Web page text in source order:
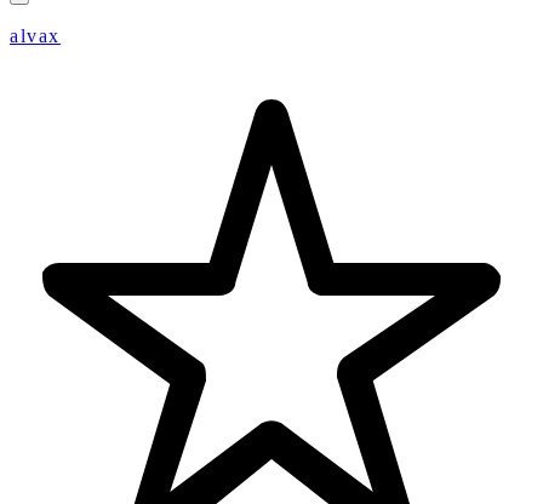
alvax